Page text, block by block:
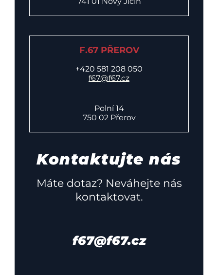
F.67 PŘEROV
+420 581 208 050
f67@f67.cz
Polní 14
750 02 Přerov
Kontaktujte nás
Máte dotaz? Neváhejte nás
kontaktovat.
f67@f67.cz